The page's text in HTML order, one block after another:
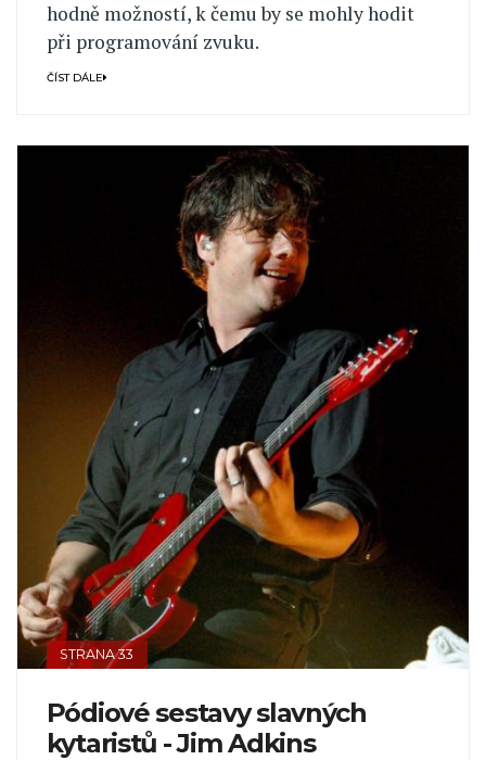
hodně možností, k čemu by se mohly hodit
při programování zvuku.
ČÍST DÁLE
STRANA 33
Pódiové sestavy slavných
kytaristů - Jim Adkins